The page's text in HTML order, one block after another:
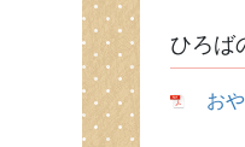
ひろば
お